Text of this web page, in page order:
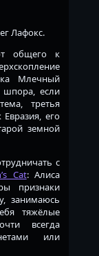
Лафокс.
общего к
Млечный
шпора, если
третья
его
земной
с
Cat: Алиса
признаки
занимаюсь
тяжёлые
всегда
или